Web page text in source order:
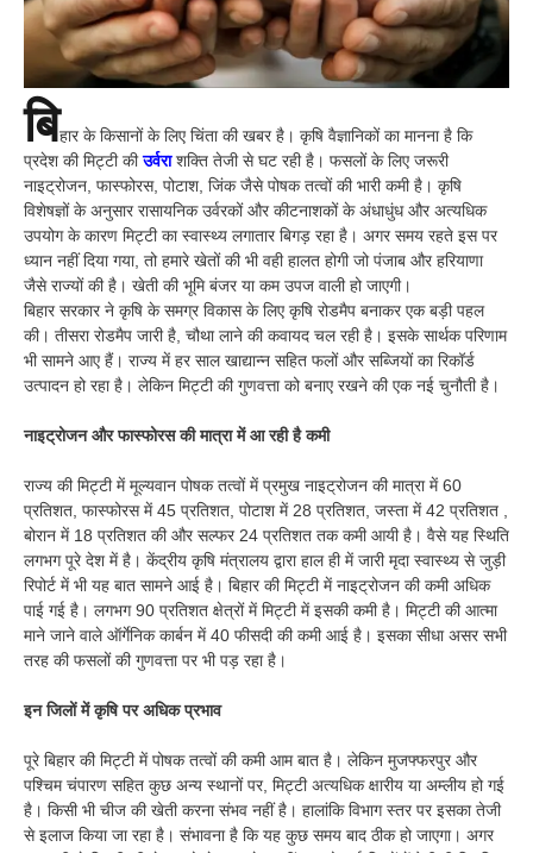
बिहार के किसानों के लिए चिंता की खबर है। कृषि वैज्ञानिकों का मानना है कि
प्रदेश की मिट्टी कीउर्वराशक्ति तेजी से घट रही है। फसलों के लिए जरूरी
नाइट्रोजन, फास्फोरस, पोटाश, जिंक जैसे पोषक तत्वों की भारी कमी है। कृषि
विशेषज्ञों के अनुसार रासायनिक उर्वरकों और कीटनाशकों के अंधाधुंध और अत्यधिक
उपयोग के कारण मिट्टी का स्वास्थ्य लगातार बिगड़ रहा है। अगर समय रहते इस पर
ध्यान नहीं दिया गया, तो हमारे खेतों की भी वही हालत होगी जो पंजाब और हरियाणा
जैसे राज्यों की है। खेती की भूमि बंजर या कम उपज वाली हो जाएगी।
बिहार सरकार ने कृषि के समग्र विकास के लिए कृषि रोडमैप बनाकर एक बड़ी पहल
की। तीसरा रोडमैप जारी है, चौथा लाने की कवायद चल रही है। इसके सार्थक परिणाम
भी सामने आए हैं। राज्य में हर साल खाद्यान्न सहित फलों और सब्जियों का रिकॉर्ड
उत्पादन हो रहा है। लेकिन मिट्टी की गुणवत्ता को बनाए रखने की एक नई चुनौती है।
नाइट्रोजन और फास्फोरस की मात्रा में आ रही है कमी
राज्य की मिट्टी में मूल्यवान पोषक तत्वों में प्रमुख नाइट्रोजन की मात्रा में 60
प्रतिशत, फास्फोरस में 45 प्रतिशत, पोटाश में 28 प्रतिशत, जस्ता में 42 प्रतिशत ,
बोरान में 18 प्रतिशत की और सल्फर 24 प्रतिशत तक कमी आयी है। वैसे यह स्थिति
लगभग पूरे देश में है। केंद्रीय कृषि मंत्रालय द्वारा हाल ही में जारी मृदा स्वास्थ्य से जुड़ी
रिपोर्ट में भी यह बात सामने आई है। बिहार की मिट्टी में नाइट्रोजन की कमी अधिक
पाई गई है। लगभग 90 प्रतिशत क्षेत्रों में मिट्टी में इसकी कमी है। मिट्टी की आत्मा
माने जाने वाले ऑर्गेनिक कार्बन में 40 फीसदी की कमी आई है। इसका सीधा असर सभी
तरह की फसलों की गुणवत्ता पर भी पड़ रहा है।
इन जिलों में कृषि पर अधिक प्रभाव
पूरे बिहार की मिट्टी में पोषक तत्वों की कमी आम बात है। लेकिन मुजफ्फरपुर और
पश्चिम चंपारण सहित कुछ अन्य स्थानों पर, मिट्टी अत्यधिक क्षारीय या अम्लीय हो गई
है। किसी भी चीज की खेती करना संभव नहीं है। हालांकि विभाग स्तर पर इसका तेजी
से इलाज किया जा रहा है। संभावना है कि यह कुछ समय बाद ठीक हो जाएगा। अगर